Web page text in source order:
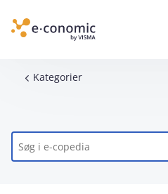
skræddersyet løsning
til din branche
alle funktioner i
e‑conomic
e‑conomic
Brødkrumme
Kategorier
Nøgleord